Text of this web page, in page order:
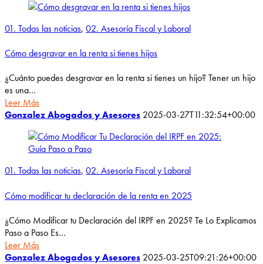
01. Todas las noticias, 02. Asesoría Fiscal y Laboral
Cómo desgravar en la renta si tienes hijos
¿Cuánto puedes desgravar en la renta si tienes un hijo? Tener un hijo
es una…
Leer Más
Gonzalez Abogados y Asesores 2025-03-27T11:32:54+00:00
01. Todas las noticias, 02. Asesoría Fiscal y Laboral
Cómo modificar tu declaración de la renta en 2025
¿Cómo Modificar tu Declaración del IRPF en 2025? Te Lo Explicamos
Paso a Paso Es…
Leer Más
Gonzalez Abogados y Asesores 2025-03-25T09:21:26+00:00